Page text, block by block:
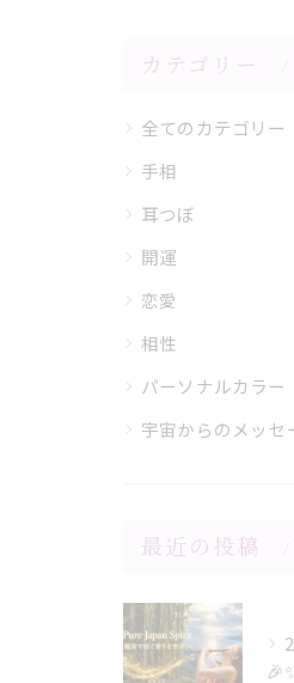
カテゴリー
全てのカテゴリー
手相
耳つぼ
開運
恋愛
相性
パーソナルカラー
宇宙からのメッセ
最近の投稿